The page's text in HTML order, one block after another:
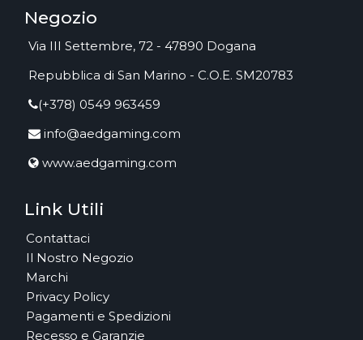
Negozio
Via III Settembre, 72 - 47890 Dogana
Repubblica di San Marino - C.O.E. SM20783
(+378) 0549 963459
info@aedgaming.com
www.aedgaming.com
Link Utili
Contattaci
Il Nostro Negozio
Marchi
Privacy Policy
Pagamenti e Spedizioni
Recesso e Garanzie